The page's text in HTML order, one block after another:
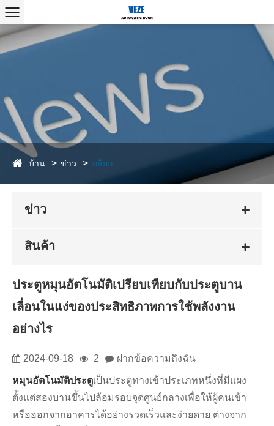
บ้าน ข่าว บล็อก
ข่าว
สินค้า
ประตูหมุนอัตโนมัติเปรียบเทียบกับประตูบาน
เลื่อนในแง่ของประสิทธิภาพการใช้พลังงาน
อย่างไร
2024-09-18 2 ฝากข้อความถึงฉัน
หมุนอัตโนมัติประตูเป็นประตูทางเข้าประเภทหนึ่งที่มีแผง
ตั้งแต่สองบานขึ้นไปล้อมรอบจุดศูนย์กลางเพื่อให้ผู้คนเข้า
หรือออกจากอาคารได้อย่างรวดเร็วและง่ายดาย ต่างจาก